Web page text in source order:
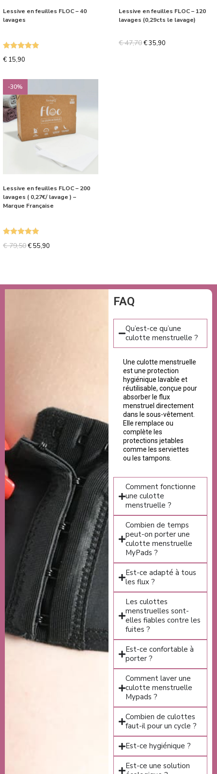
Lessive en feuilles FLOC – 40
lavages
€ 15,90
Lessive en feuilles FLOC – 120
lavages (0,29cts le lavage)
€47,70€35,90
-30%
Lessive en feuilles FLOC – 200
lavages ( 0,27€/ lavage ) –
Marque Française
€79,50€55,90
FAQ
Qu’est-ce qu’une
culotte menstruelle ?
Une culotte menstruelle
est une protection
hygiénique lavable et
réutilisable, conçue pour
absorber le flux
menstruel directement
dans le sous-vêtement.
Elle remplace ou
complète les
protections jetables
comme les serviettes
ou les tampons.
Comment fonctionne
une culotte
menstruelle ?
Combien de temps
peut-on porter une
culotte menstruelle
MyPads ?
Est-ce adapté à tous
les flux ?
Les culottes
menstruelles sont-
elles fiables contre les
fuites ?
Est-ce confortable à
porter ?
Comment laver une
culotte menstruelle
Mypads ?
Combien de culottes
faut-il pour un cycle ?
Est-ce hygiénique ?
Est-ce une solution